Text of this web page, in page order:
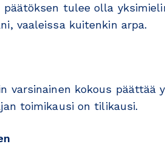
tulee olla
vaaleissa kuitenkin arpa.
varsinainen kokous päättää
toimikausi on tilikausi.